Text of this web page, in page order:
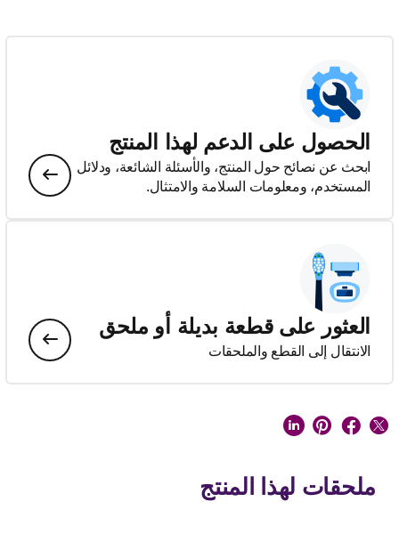
الحصول على الدعم لهذا المنتج
ابحث عن نصائح حول المنتج، والأسئلة الشائعة، ودلائل
المستخدم، ومعلومات السلامة والامتثال.
العثور على قطعة بديلة أو ملحق
الانتقال إلى القطع والملحقات
ملحقات لهذا المنتج